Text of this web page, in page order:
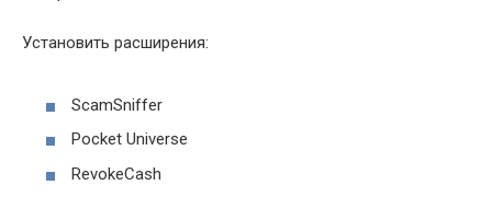
Установить расширения:
ScamSniffer
Pocket Universe
RevokeCash